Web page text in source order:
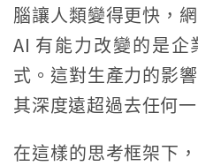
腦讓人類變得更快，
AI 有能力改變的是
式。這對生產力的影
其深度遠超過去任何
在這樣的思考框架下，